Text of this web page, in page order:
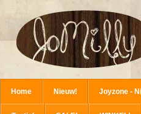
Home Nieuw! Joyzone -